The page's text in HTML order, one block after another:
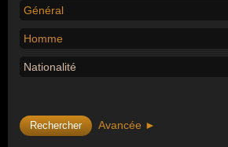
Général
Homme
Nationalité
Avancée ►